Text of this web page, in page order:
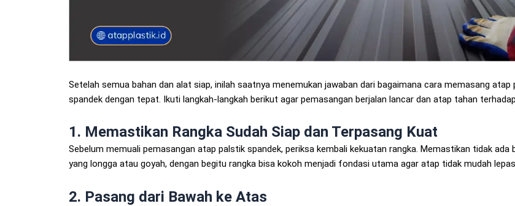
Setelah semua bahan dan alat siap, inilah saatnya menemukan jawaban dari bagaimana cara memasang atap
spandek dengan tepat. Ikuti langkah-langkah berikut agar pemasangan berjalan lancar dan atap tahan
1. Memastikan Rangka Sudah Siap dan Terpasang Kuat
Sebelum memuali pemasangan atap palstik spandek, periksa kembali kekuatan rangka. Memastikan tidak ada
yang longga atau goyah, dengan begitu rangka bisa kokoh menjadi fondasi utama agar atap tidak mudah
2. Pasang dari Bawah ke Atas